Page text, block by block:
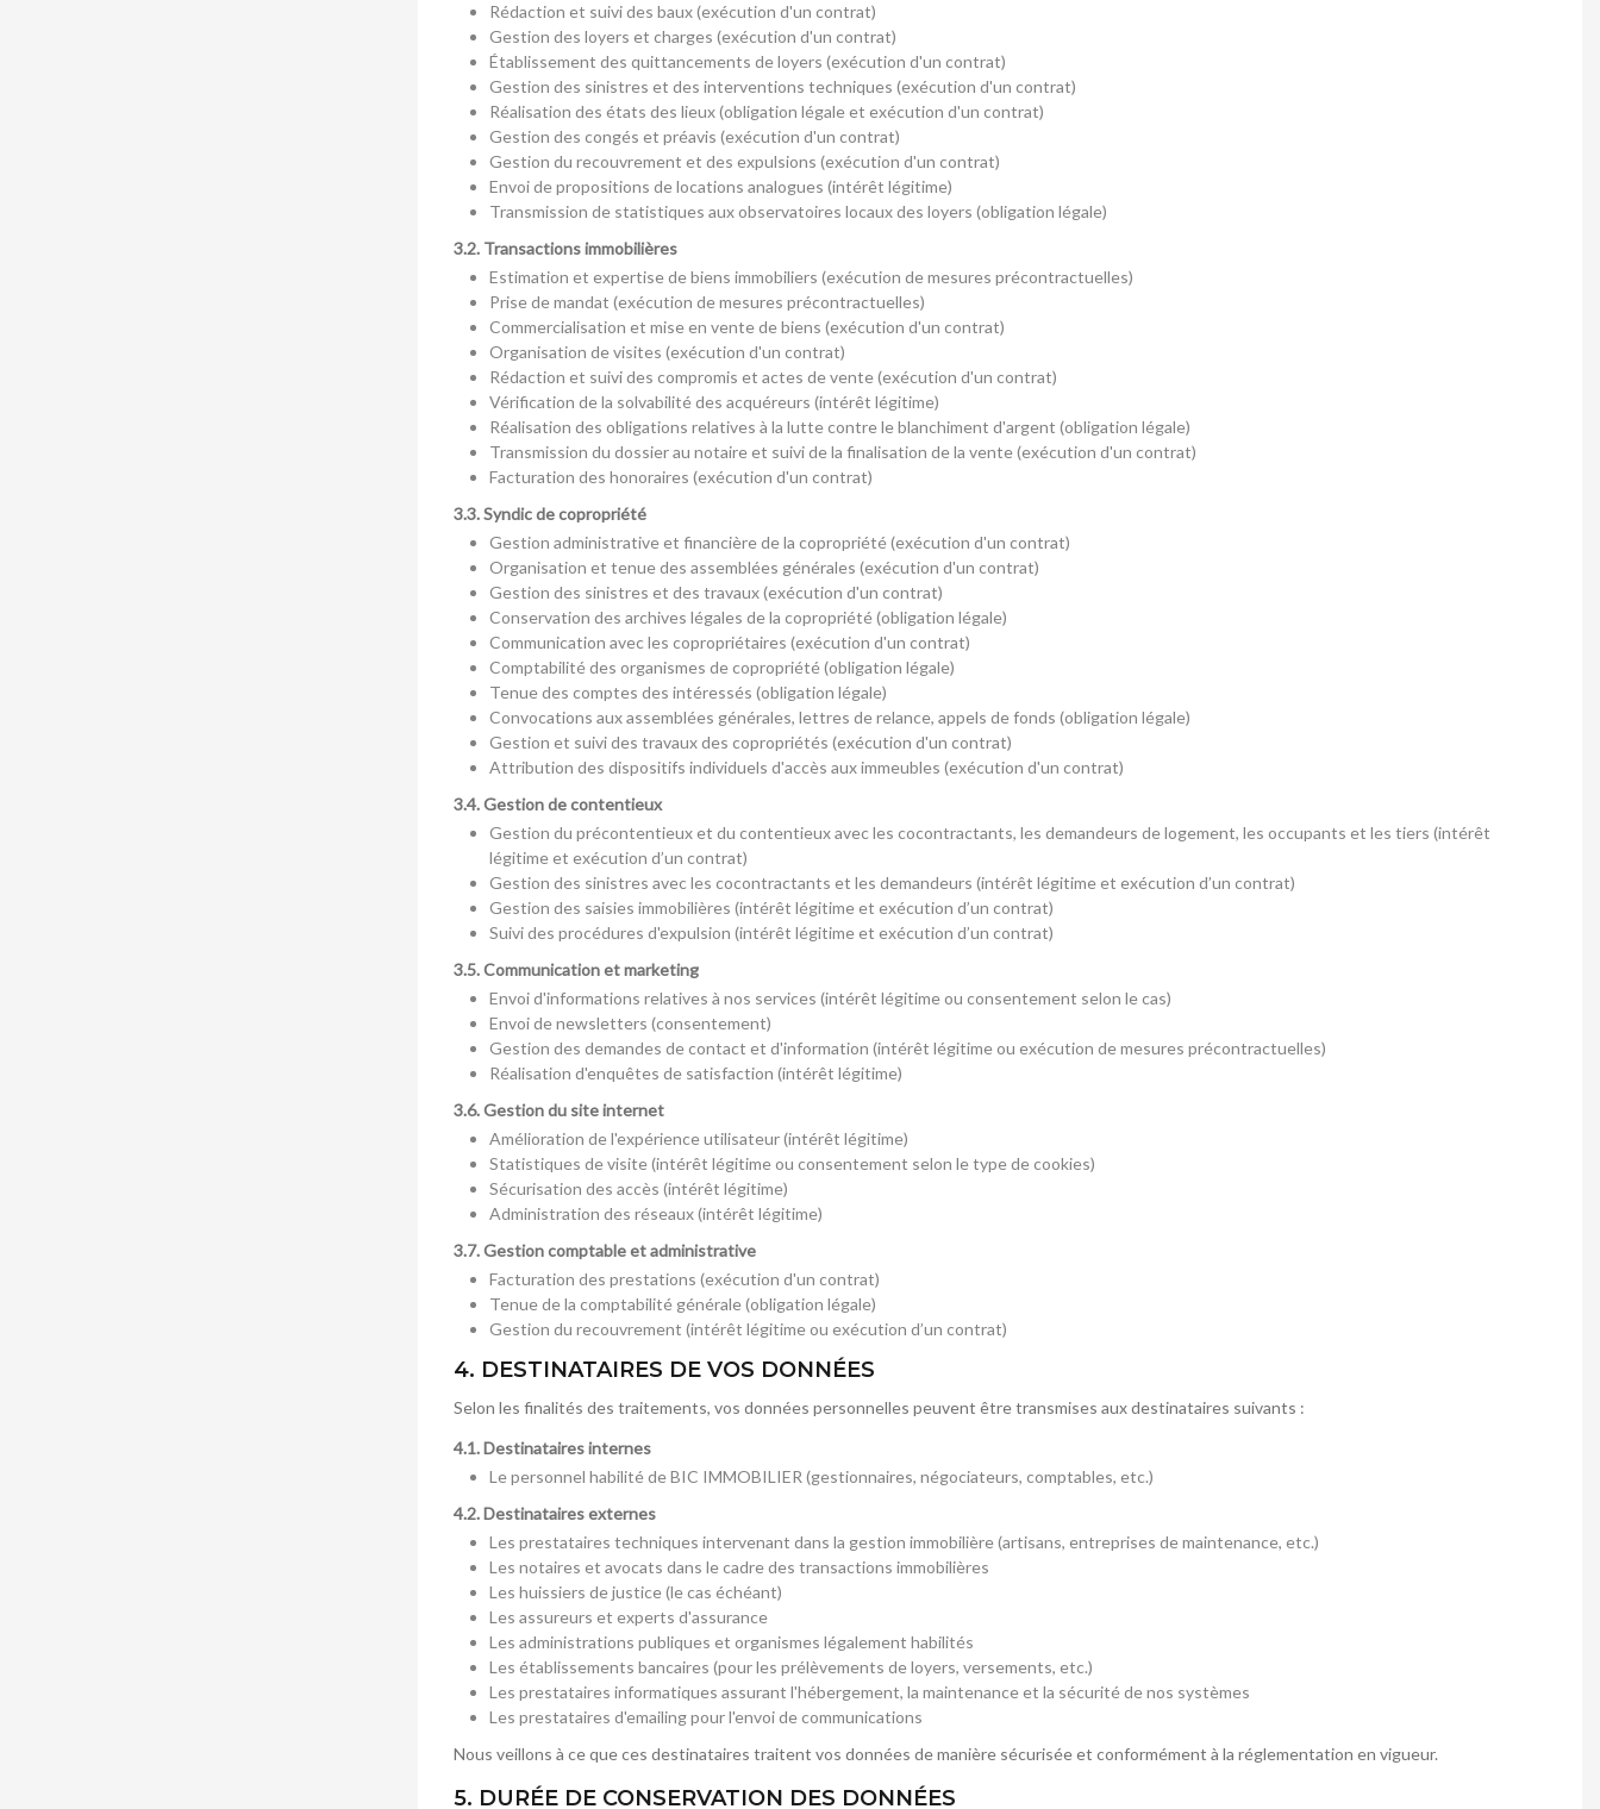
Rédaction et suivi des baux (exécution d'un contrat)
Gestion des loyers et charges (exécution d'un contrat)
Établissement des quittancements de loyers (exécution d'un contrat)
Gestion des sinistres et des interventions techniques (exécution d'un contrat)
Réalisation des états des lieux (obligation légale et exécution d'un contrat)
Gestion des congés et préavis (exécution d'un contrat)
Gestion du recouvrement et des expulsions (exécution d'un contrat)
Envoi de propositions de locations analogues (intérêt légitime)
Transmission de statistiques aux observatoires locaux des loyers (obligation légale)
3.2. Transactions immobilières
Estimation et expertise de biens immobiliers (exécution de mesures précontractuelles)
Prise de mandat (exécution de mesures précontractuelles)
Commercialisation et mise en vente de biens (exécution d'un contrat)
Organisation de visites (exécution d'un contrat)
Rédaction et suivi des compromis et actes de vente (exécution d'un contrat)
Vérification de la solvabilité des acquéreurs (intérêt légitime)
Réalisation des obligations relatives à la lutte contre le blanchiment d'argent (obligation légale)
Transmission du dossier au notaire et suivi de la finalisation de la vente (exécution d'un contrat)
Facturation des honoraires (exécution d'un contrat)
3.3. Syndic de copropriété
Gestion administrative et financière de la copropriété (exécution d'un contrat)
Organisation et tenue des assemblées générales (exécution d'un contrat)
Gestion des sinistres et des travaux (exécution d'un contrat)
Conservation des archives légales de la copropriété (obligation légale)
Communication avec les copropriétaires (exécution d'un contrat)
Comptabilité des organismes de copropriété (obligation légale)
Tenue des comptes des intéressés (obligation légale)
Convocations aux assemblées générales, lettres de relance, appels de fonds (obligation légale)
Gestion et suivi des travaux des copropriétés (exécution d'un contrat)
Attribution des dispositifs individuels d'accès aux immeubles (exécution d'un contrat)
3.4. Gestion de contentieux
Gestion du précontentieux et du contentieux avec les cocontractants, les demandeurs de logement, les occupants et les tiers (intérêt
légitime et exécution d’un contrat)
Gestion des sinistres avec les cocontractants et les demandeurs (intérêt légitime et exécution d’un contrat)
Gestion des saisies immobilières (intérêt légitime et exécution d’un contrat)
Suivi des procédures d'expulsion (intérêt légitime et exécution d’un contrat)
3.5. Communication et marketing
Envoi d'informations relatives à nos services (intérêt légitime ou consentement selon le cas)
Envoi de newsletters (consentement)
Gestion des demandes de contact et d'information (intérêt légitime ou exécution de mesures précontractuelles)
Réalisation d'enquêtes de satisfaction (intérêt légitime)
3.6. Gestion du site internet
Amélioration de l'expérience utilisateur (intérêt légitime)
Statistiques de visite (intérêt légitime ou consentement selon le type de cookies)
Sécurisation des accès (intérêt légitime)
Administration des réseaux (intérêt légitime)
3.7. Gestion comptable et administrative
Facturation des prestations (exécution d'un contrat)
Tenue de la comptabilité générale (obligation légale)
Gestion du recouvrement (intérêt légitime ou exécution d’un contrat)
4. DESTINATAIRES DE VOS DONNÉES
Selon les finalités des traitements, vos données personnelles peuvent être transmises aux destinataires suivants :
4.1. Destinataires internes
Le personnel habilité de BIC IMMOBILIER (gestionnaires, négociateurs, comptables, etc.)
4.2. Destinataires externes
Les prestataires techniques intervenant dans la gestion immobilière (artisans, entreprises de maintenance, etc.)
Les notaires et avocats dans le cadre des transactions immobilières
Les huissiers de justice (le cas échéant)
Les assureurs et experts d'assurance
Les administrations publiques et organismes légalement habilités
Les établissements bancaires (pour les prélèvements de loyers, versements, etc.)
Les prestataires informatiques assurant l'hébergement, la maintenance et la sécurité de nos systèmes
Les prestataires d'emailing pour l'envoi de communications
Nous veillons à ce que ces destinataires traitent vos données de manière sécurisée et conformément à la réglementation en vigueur.
5. DURÉE DE CONSERVATION DES DONNÉES